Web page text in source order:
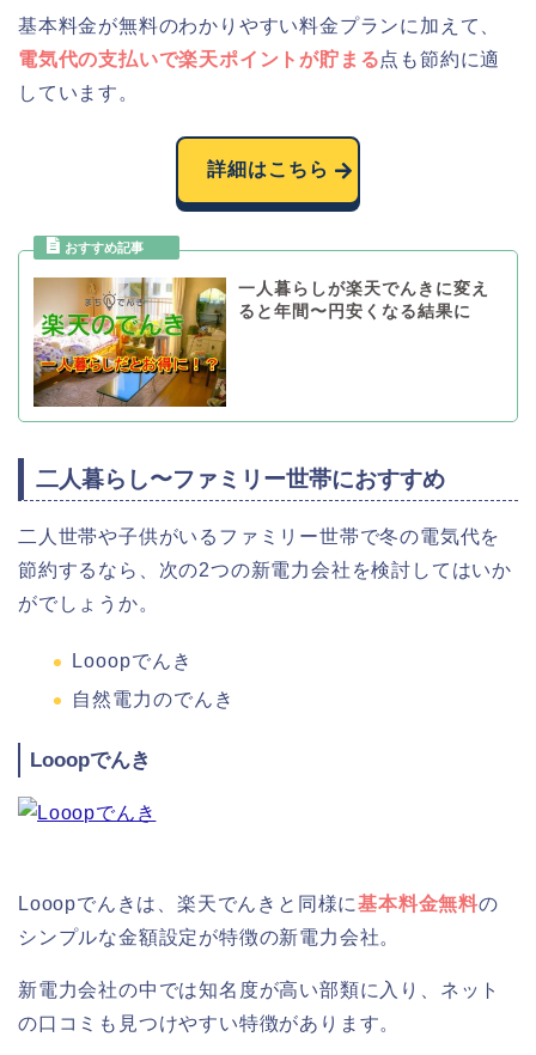
基本料金が無料のわかりやすい料金プランに加えて、
電気代の支払いで楽天ポイントが貯まる点も節約に適
しています。
詳細はこちら
一人暮らしが楽天でんきに変え
ると年間〜円安くなる結果に
二人暮らし〜ファミリー世帯におすすめ
二人世帯や子供がいるファミリー世帯で冬の電気代を
節約するなら、次の2つの新電力会社を検討してはいか
がでしょうか。
Looopでんき
自然電力のでんき
Looopでんき
Looopでんきは、楽天でんきと同様に基本料金無料の
シンプルな金額設定が特徴の新電力会社。
新電力会社の中では知名度が高い部類に入り、ネット
の口コミも見つけやすい特徴があります。